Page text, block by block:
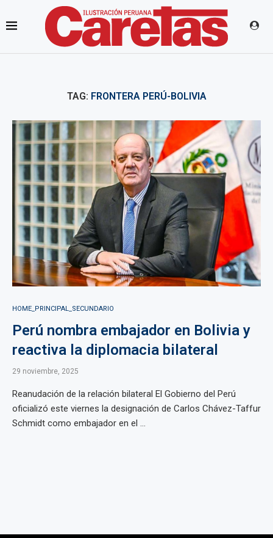
TAG: FRONTERA PERÚ-BOLIVIA
HOME_PRINCIPAL_SECUNDARIO
Perú nombra embajador en Bolivia y
reactiva la diplomacia bilateral
29 noviembre, 2025
Reanudación de la relación bilateral El Gobierno del Perú
oficializó este viernes la designación de Carlos Chávez-Taffur
Schmidt como embajador en el ...